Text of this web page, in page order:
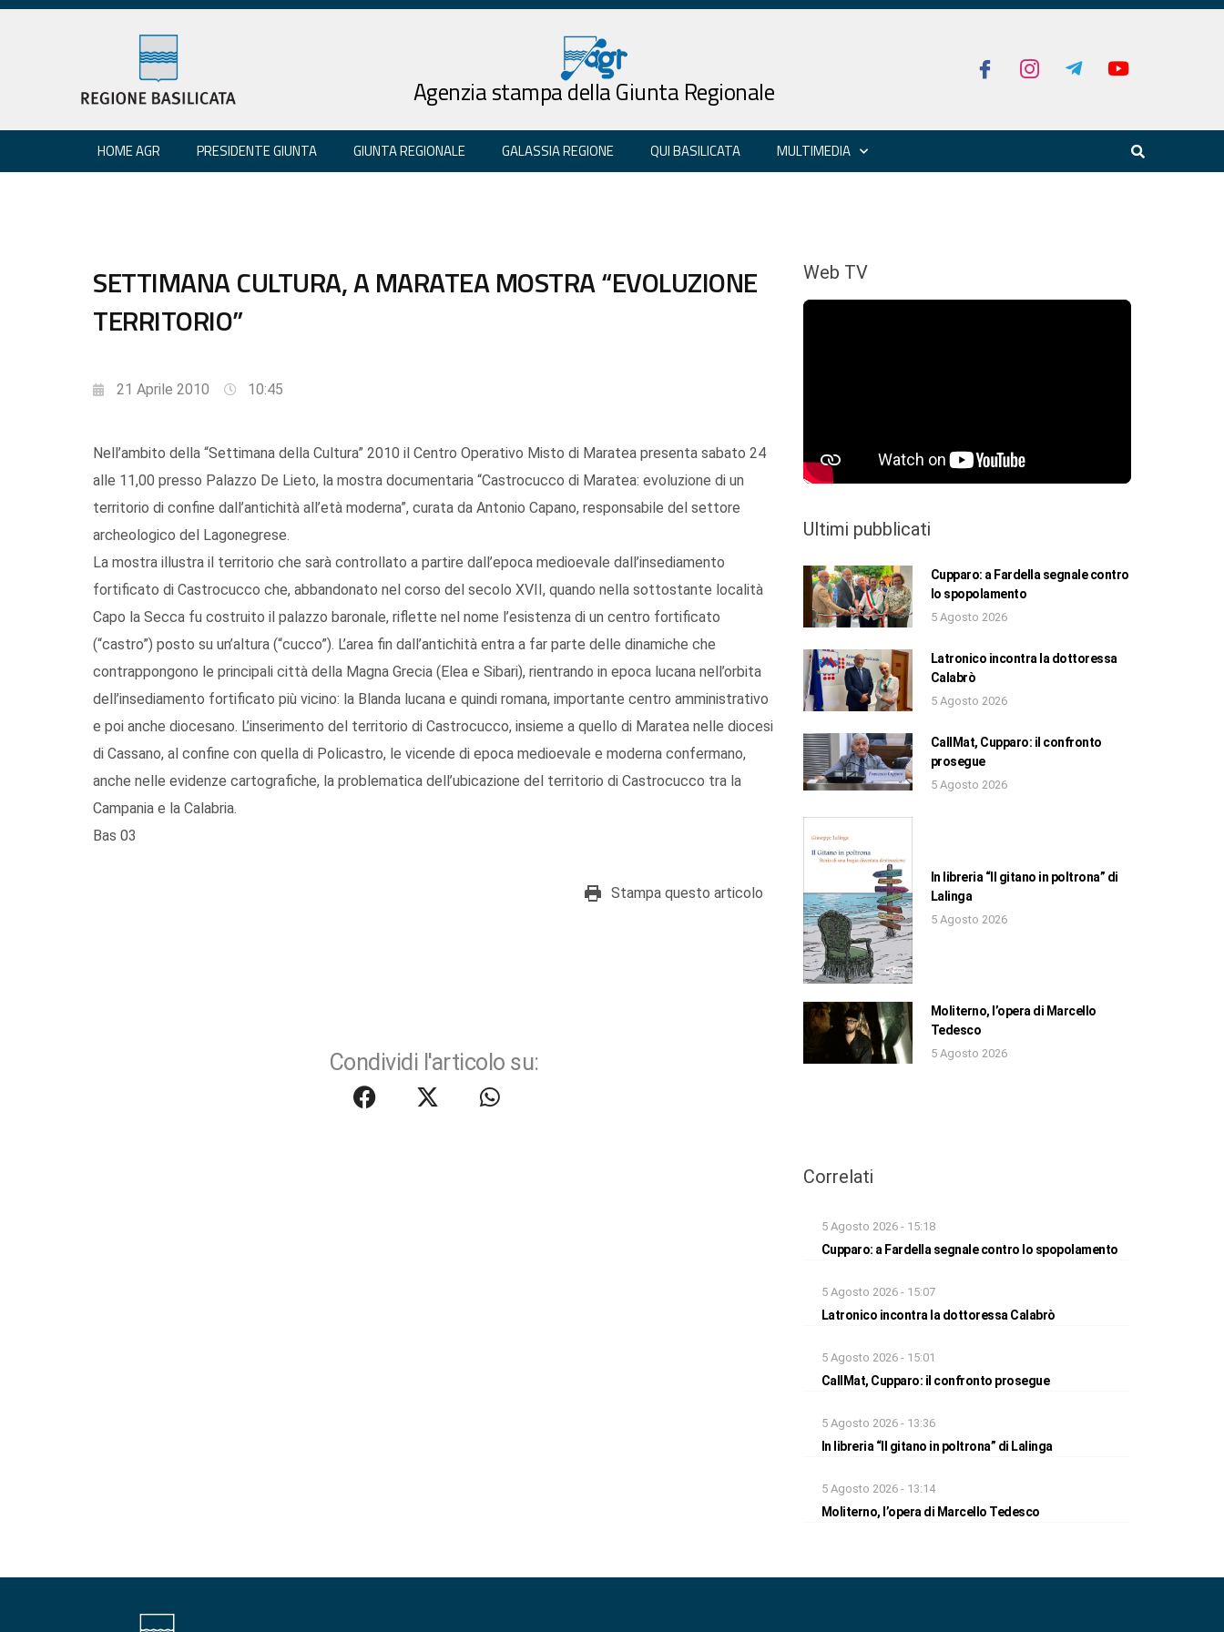
Agenzia stampa della Giunta Regionale
HOME AGR PRESIDENTE GIUNTA GIUNTA REGIONALE GALASSIA REGIONE QUI BASILICATA MULTIMEDIA
SETTIMANA CULTURA, A MARATEA MOSTRA “EVOLUZIONE
TERRITORIO”
21 Aprile 2010 10:45
Nell’ambito della “Settimana della Cultura” 2010 il Centro Operativo Misto di Maratea presenta sabato 24
alle 11,00 presso Palazzo De Lieto, la mostra documentaria “Castrocucco di Maratea: evoluzione di un
territorio di confine dall’antichità all’età moderna”, curata da Antonio Capano, responsabile del settore
archeologico del Lagonegrese.
La mostra illustra il territorio che sarà controllato a partire dall’epoca medioevale dall’insediamento
fortificato di Castrocucco che, abbandonato nel corso del secolo XVII, quando nella sottostante località
Capo la Secca fu costruito il palazzo baronale, riflette nel nome l’esistenza di un centro fortificato
(“castro”) posto su un’altura (“cucco”). L’area fin dall’antichità entra a far parte delle dinamiche che
contrappongono le principali città della Magna Grecia (Elea e Sibari), rientrando in epoca lucana nell’orbita
dell’insediamento fortificato più vicino: la Blanda lucana e quindi romana, importante centro amministrativo
e poi anche diocesano. L’inserimento del territorio di Castrocucco, insieme a quello di Maratea nelle diocesi
di Cassano, al confine con quella di Policastro, le vicende di epoca medioevale e moderna confermano,
anche nelle evidenze cartografiche, la problematica dell’ubicazione del territorio di Castrocucco tra la
Campania e la Calabria.
Bas 03
Stampa questo articolo
Condividi l'articolo su:
Web TV
Ultimi pubblicati
Cupparo: a Fardella segnale contro
lo spopolamento
5 Agosto 2026
Latronico incontra la dottoressa
Calabrò
5 Agosto 2026
CallMat, Cupparo: il confronto
prosegue
5 Agosto 2026
In libreria “Il gitano in poltrona” di
Lalinga
5 Agosto 2026
Moliterno, l’opera di Marcello
Tedesco
5 Agosto 2026
Correlati
5 Agosto 2026 - 15:18
Cupparo: a Fardella segnale contro lo spopolamento
5 Agosto 2026 - 15:07
Latronico incontra la dottoressa Calabrò
5 Agosto 2026 - 15:01
CallMat, Cupparo: il confronto prosegue
5 Agosto 2026 - 13:36
In libreria “Il gitano in poltrona” di Lalinga
5 Agosto 2026 - 13:14
Moliterno, l’opera di Marcello Tedesco